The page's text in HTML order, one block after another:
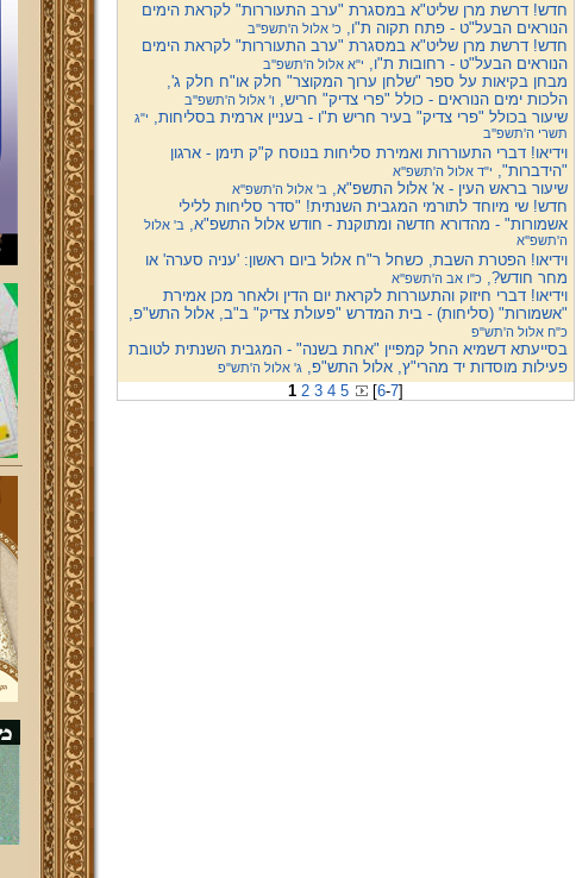
חדש! דרשת מרן שליט"א במסגרת "ערב התעוררות" לקראת הימים
הנוראים הבעל"ט - פתח תקוה ת"ו,כ' אלול ה'תשפ''ב
חדש! דרשת מרן שליט"א במסגרת "ערב התעוררות" לקראת הימים
הנוראים הבעל"ט - רחובות ת"ו, י"א אלול ה'תשפ''ב
מבחן בקיאות על ספר "שלחן ערוך המקוצר" חלק או"ח חלק ג',
הלכות ימים הנוראים - כולל "פרי צדיק" חריש, ו' אלול ה'תשפ''ב
שיעור בכולל "פרי צדיק" בעיר חריש ת"ו - בעניין ארמית בסליחות, י"ג
תשרי ה'תשפ''ב
וידיאו! דברי התעוררות ואמירת סליחות בנוסח ק"ק תימן - ארגון
"הידברות", י"ד אלול ה'תשפ''א
שיעור בראש העין - א' אלול התשפ"א,ב' אלול ה'תשפ''א
חדש! שי מיוחד לתורמי המגבית השנתית! "סדר סליחות ללילי
אשמורות" - מהדורא חדשה ומתוקנת - חודש אלול התשפ"א,ב' אלול
ה'תשפ''א
וידיאו! הפטרת השבת, כשחל ר"ח אלול ביום ראשון: 'עניה סערה' או
מחר חודש?,כ"ו אב ה'תשפ''א
וידיאו! דברי חיזוק והתעוררות לקראת יום הדין ולאחר מכן אמירת
"אשמורות" (סליחות) - בית המדרש "פעולת צדיק" ב"ב, אלול התש"פ,
כ"ח אלול ה'תש"פ
בסייעתא דשמיא החל קמפיין "אחת בשנה" - המגבית השנתית לטובת
פעילות מוסדות יד מהרי"ץ, אלול התש"פ,ג' אלול ה'תש"פ
1 2 3 4 5 [6-7]